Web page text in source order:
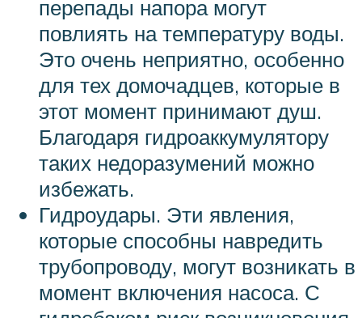
перепады напора могут
повлиять на температуру воды.
Это очень неприятно, особенно
для тех домочадцев, которые в
этот момент принимают душ.
Благодаря гидроаккумулятору
таких недоразумений можно
избежать.
Гидроудары. Эти явления,
которые способны навредить
трубопроводу, могут возникать в
момент включения насоса. С